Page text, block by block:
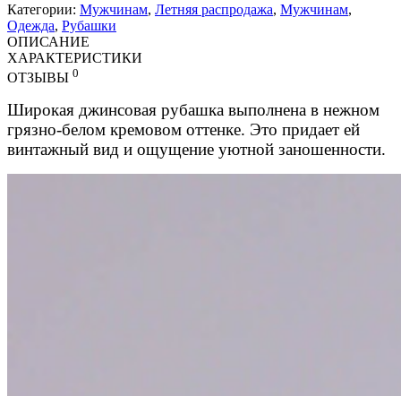
Категории: Мужчинам, Летняя распродажа, Мужчинам,
Одежда, Рубашки
ОПИСАНИЕ
ХАРАКТЕРИСТИКИ
ОТЗЫВЫ 0
Широкая джинсовая рубашка выполнена в нежном
грязно-белом кремовом оттенке. Это придает ей
винтажный вид и ощущение уютной заношенности.